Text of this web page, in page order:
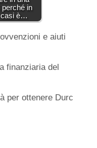
in
casi è…
e aiuti
finanziaria del
per ottenere Durc